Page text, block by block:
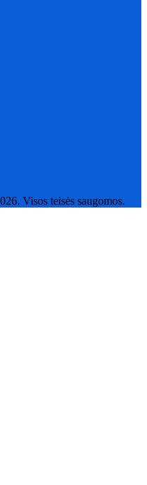
Visos teisės saugomos.